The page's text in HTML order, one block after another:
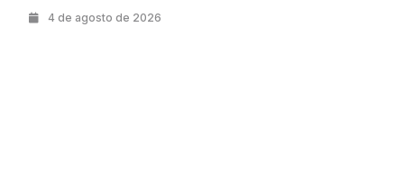
4 de agosto de 2026